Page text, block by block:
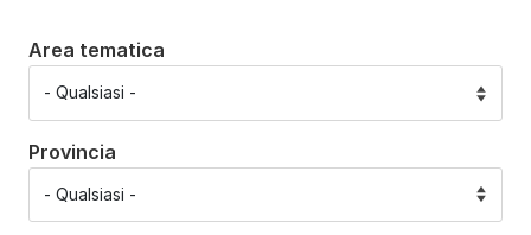
Area tematica
Provincia